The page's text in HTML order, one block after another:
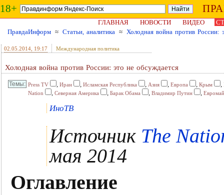
18+
ГЛАВНАЯ НОВОСТИ ВИДЕО
ПравдаИнформ ≈ Статьи, аналитика ≈ Холодная война против России:
02.05.2014 , 19:17 Международная политика
Холодная война против России: это не обсуждается
Press TV , Иран , Исламская Республика , Азия , Европа , Крым ,
Nation
, Северная Америка , Барак Обама , Владимир Путин ,
ИноТВ
Источник The
мая 2014
Оглавление